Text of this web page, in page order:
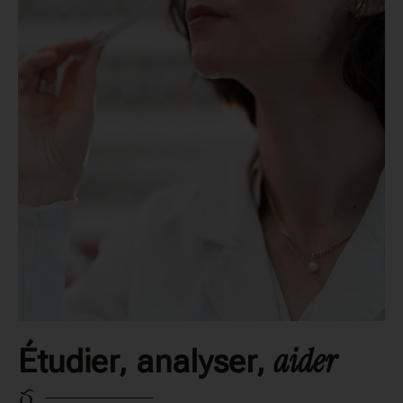
Étudier, analyser, aider